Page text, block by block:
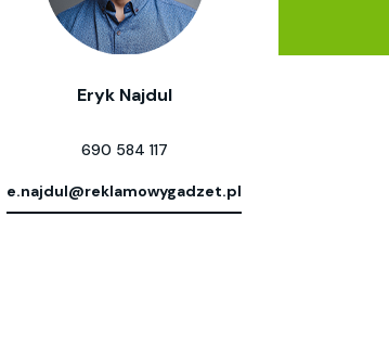
Eryk Najdul
690 584 117
e.najdul@reklamowygadzet.pl